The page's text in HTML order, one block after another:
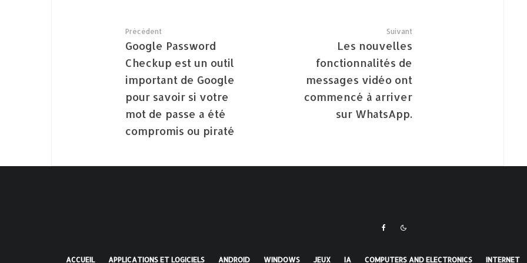
Précédent
Google Password
Checkup est un outil
important de Google
pour savoir si votre
mot de passe a été
compromis ou piraté
Suivant
Les nouvelles
fonctionnalités de
messages vidéo ont
commencé à arriver
sur WhatsApp.
ACCUEIL APPLICATIONS ET LOGICIELS ANDROID WINDOWS JEUX IA COMPUTERS AND ELECTRONICS INTERNET